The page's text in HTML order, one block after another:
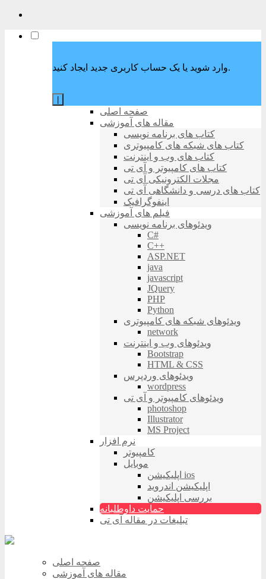
وارد شوید یا یک حساب کاربری جدید ایجاد کنید.
صفحه اصلی
مقاله های آموزشی
کتاب های برنامه نویسی
کتاب های شبکه های کامپیوتری
کتاب های وب و اینترنت
کتاب های کامپیوتر و آی تی
مجلات الکترونیکی آی تی
کتاب های درسی و دانشگاهی آی تی
اینفوگرافیک
فیلم های آموزشی
ویدئوهای برنامه نویسی
C#
C++
ASP.NET
java
javascript
JQuery
PHP
Python
ویدئوهای شبکه های کامپیوتری
network
ویدئوهای وب و اینترنت
Bootstrap
HTML & CSS
ویدئوهای وردپرس
wordpress
ویدئوهای کامپیوتر و آی تی
photoshop
Illustrator
MS Project
نرم افزار
کامپیوتر
موبایل
اپلیکیشن ios
اپلیکیشن اندروید
بررسی اپلیکیشن
حمایت داوطلبانه
تبلیغات در مقاله آی تی
صفحه اصلی
مقاله های آموزشی